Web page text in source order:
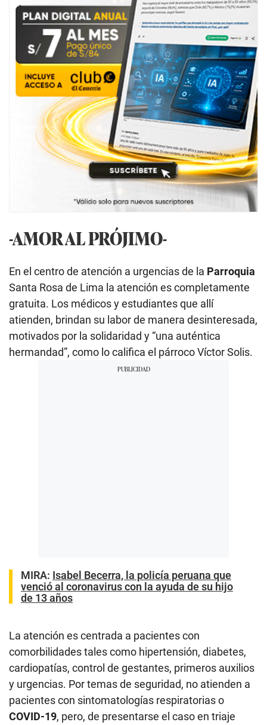
-AMOR AL PRÓJIMO-
En el centro de atención a urgencias de la Parroquia
Santa Rosa de Lima la atención es completamente
gratuita. Los médicos y estudiantes que allí
atienden, brindan su labor de manera desinteresada,
motivados por la solidaridad y “una auténtica
hermandad”, como lo califica el párroco Víctor Solis.
MIRA: Isabel Becerra, la policía peruana que
venció al coronavirus con la ayuda de su hijo
de 13 años
La atención es centrada a pacientes con
comorbilidades tales como hipertensión, diabetes,
cardiopatías, control de gestantes, primeros auxilios
y urgencias. Por temas de seguridad, no atienden a
pacientes con sintomatologías respiratorias o
COVID-19, pero, de presentarse el caso en triaje